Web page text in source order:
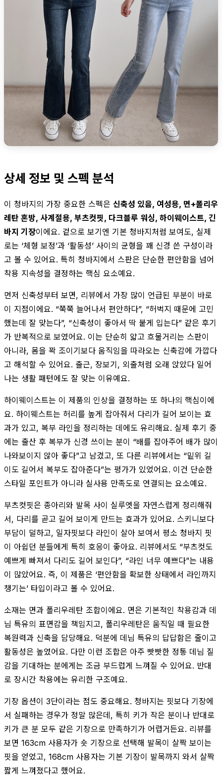
상세 정보 및 스펙 분석
이 청바지의 가장 중요한 스펙은 신축성 있음, 여성용, 면+폴리우
레탄 혼방, 사계절용, 부츠컷핏, 다크블루 워싱, 하이웨이스트, 긴
바지 기장이에요. 겉으로 보기엔 기본 청바지처럼 보여도, 실제
로는 ‘체형 보정’과 ‘활동성’ 사이의 균형을 꽤 신경 쓴 구성이라
고 볼 수 있어요. 특히 청바지에서 스판은 단순한 편안함을 넘어
착용 지속성을 결정하는 핵심 요소예요.
먼저 신축성부터 보면, 리뷰에서 가장 많이 언급된 부분이 바로
이 지점이에요. “쭉쭉 늘어나서 편안하다”, “허벅지 때문에 고민
했는데 잘 맞는다”, “신축성이 좋아서 딱 붙게 입는다” 같은 후기
가 반복적으로 보였어요. 이는 단순히 얇고 흐물거리는 스판이
아니라, 몸을 꽉 조이기보다 움직임을 따라오는 신축감에 가깝다
고 해석할 수 있어요. 출근, 장보기, 외출처럼 오래 앉았다 일어
나는 생활 패턴에도 잘 맞는 이유예요.
하이웨이스트는 이 제품의 인상을 결정하는 또 하나의 핵심이에
요. 하이웨스트는 허리를 높게 잡아줘서 다리가 길어 보이는 효
과가 있고, 복부 라인을 정리하는 데에도 유리해요. 실제 후기 중
에는 출산 후 복부가 신경 쓰이는 분이 “배를 잡아주어 배가 많이
나와보이지 않아 좋다”고 남겼고, 또 다른 리뷰에서는 “밑위 길
이도 길어서 복부도 잡아준다”는 평가가 있었어요. 이건 단순한
스타일 포인트가 아니라 실사용 만족도로 연결되는 요소예요.
부츠컷핏은 종아리와 발목 사이 실루엣을 자연스럽게 정리해줘
서, 다리를 곧고 길어 보이게 만드는 효과가 있어요. 스키니보다
부담이 덜하고, 일자핏보다 라인이 살아 보여서 평소 청바지 핏
이 아쉽던 분들에게 특히 호응이 좋아요. 리뷰에서도 “부츠컷도
예쁘게 빠져서 다리도 길어 보인다”, “라인 너무 예쁘다”는 내용
이 많았어요. 즉, 이 제품은 ‘편안함을 확보한 상태에서 라인까지
챙기는’ 타입이라고 볼 수 있어요.
소재는 면과 폴리우레탄 조합이에요. 면은 기본적인 착용감과 데
님 특유의 표면감을 책임지고, 폴리우레탄은 움직일 때 필요한
복원력과 신축을 담당해요. 덕분에 데님 특유의 답답함은 줄이고
활동성은 높였어요. 다만 이런 조합은 아주 빳빳한 정통 데님 질
감을 기대하는 분에게는 조금 부드럽게 느껴질 수 있어요. 반대
로 장시간 착용에는 유리한 구조예요.
기장 옵션이 3단이라는 점도 중요해요. 청바지는 핏보다 기장에
서 실패하는 경우가 정말 많은데, 특히 키가 작은 분이나 반대로
키가 큰 분 모두 같은 기장으로 만족하기가 어렵거든요. 리뷰를
보면 163cm 사용자가 숏 기장으로 선택해 발목이 살짝 보이는
핏을 얻었고, 168cm 사용자는 기본 기장이 발목까지 와서 살짝
짧게 느껴졌다고 했어요.